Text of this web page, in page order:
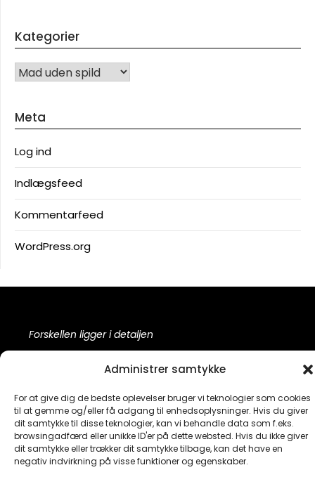
Administrer samtykke
For at give dig de bedste oplevelser bruger vi teknologier som cookies
til at gemme og/eller få adgang til enhedsoplysninger. Hvis du giver
dit samtykke til disse teknologier, kan vi behandle data som f.eks.
browsingadfærd eller unikke ID'er på dette websted. Hvis du ikke giver
dit samtykke eller trækker dit samtykke tilbage, kan det have en
negativ indvirkning på visse funktioner og egenskaber.
Kategorier
KATEGORIER
Meta
Log ind
Indlægsfeed
Kommentarfeed
WordPress.org
Forskellen ligger i detaljen
Facebook